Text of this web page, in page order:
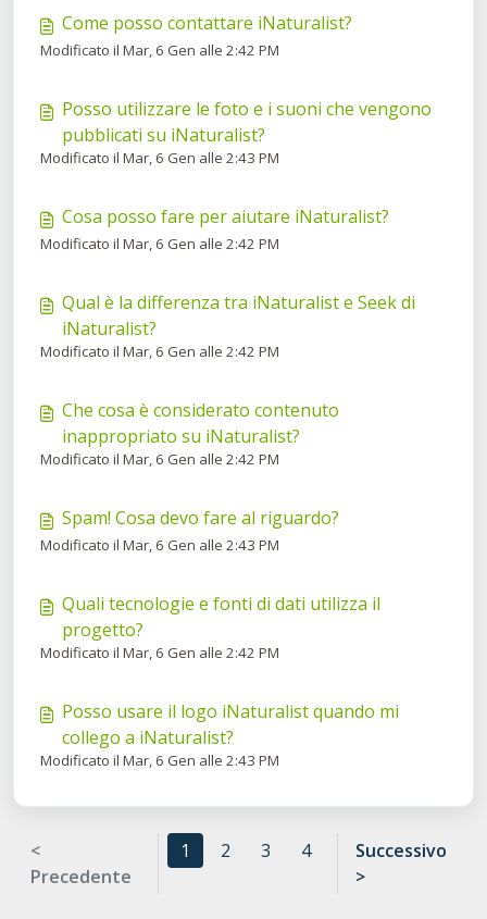
Come posso contattare iNaturalist?
Modificato il Mar, 6 Gen alle 2:42 PM
Posso utilizzare le foto e i suoni che vengono
pubblicati su iNaturalist?
Modificato il Mar, 6 Gen alle 2:43 PM
Cosa posso fare per aiutare iNaturalist?
Modificato il Mar, 6 Gen alle 2:42 PM
Qual è la differenza tra iNaturalist e Seek di
iNaturalist?
Modificato il Mar, 6 Gen alle 2:42 PM
Che cosa è considerato contenuto
inappropriato su iNaturalist?
Modificato il Mar, 6 Gen alle 2:42 PM
Spam! Cosa devo fare al riguardo?
Modificato il Mar, 6 Gen alle 2:43 PM
Quali tecnologie e fonti di dati utilizza il
progetto?
Modificato il Mar, 6 Gen alle 2:42 PM
Posso usare il logo iNaturalist quando mi
collego a iNaturalist?
Modificato il Mar, 6 Gen alle 2:43 PM
<
Precedente
1 2 3 4
Successivo
>